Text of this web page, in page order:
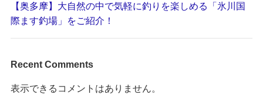
【奥多摩】大自然の中で気軽に釣りを楽しめる「氷川国
際ます釣場」をご紹介！
Recent Comments
表示できるコメントはありません。